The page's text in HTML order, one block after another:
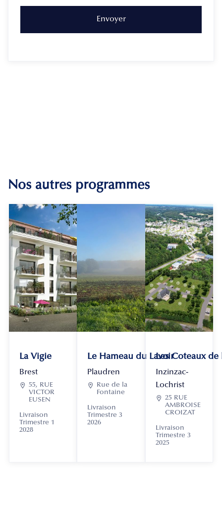
Nos autres programmes
La Vigie
Brest
 55, RUE
VICTOR
EUSEN
Livraison
Trimestre 1
2028
Le Hameau du Lavoir
Plaudren

Rue de la
Fontaine
Livraison
Trimestre 3
2026
Les Coteaux
Inzinzac-
Lochrist
 25 RUE
AMBROISE
CROIZAT
Livraison
Trimestre 3
2025